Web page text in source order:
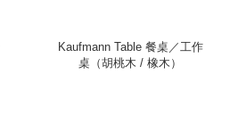
Kaufmann Table 餐桌／工作
桌（胡桃木 / 橡木）